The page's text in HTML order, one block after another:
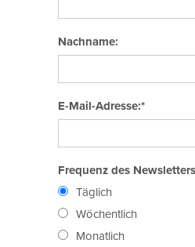
Nachname:
E-Mail-Adresse:*
Frequenz des Newsletters
Täglich
Wöchentlich
Monatlich